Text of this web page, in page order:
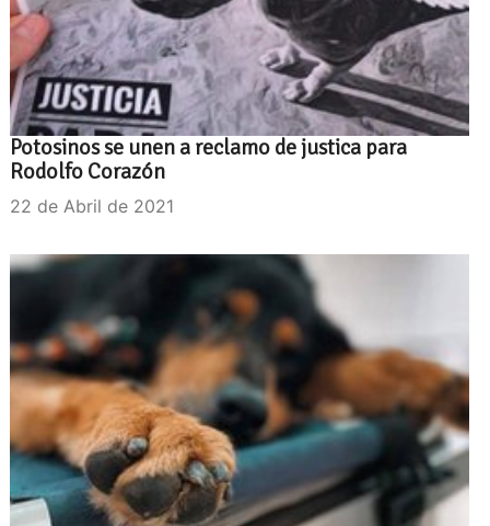
Potosinos se unen a reclamo de justica para
Rodolfo Corazón
22 de Abril de 2021